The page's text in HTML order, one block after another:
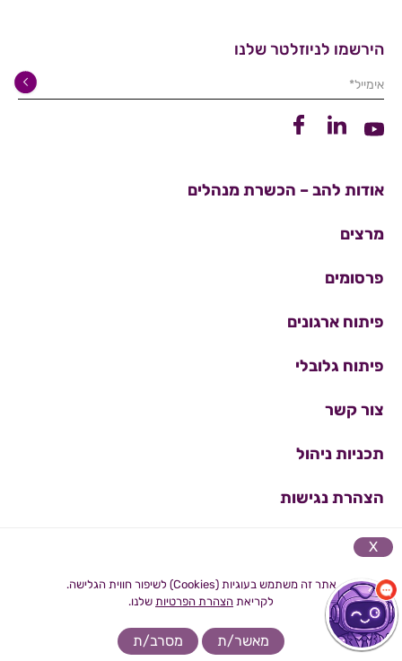
X
אתר זה משתמש בעוגיות (Cookies) לשיפור חווית הגלישה.
לקריאת הצהרת הפרטיות שלנו.
מאשר/ת מסרב/ת
הירשמו לניוזלטר שלנו
אימייל*
קישור ליוטיובקישור ללינקדיןקישור לפייסבוק
אודות להב – הכשרת מנהלים
מרצים
פרסומים
פיתוח ארגונים
פיתוח גלובלי
צור קשר
תכניות ניהול
הצהרת נגישות
מדיניות פרטיות